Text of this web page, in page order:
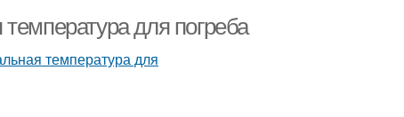
для погреба